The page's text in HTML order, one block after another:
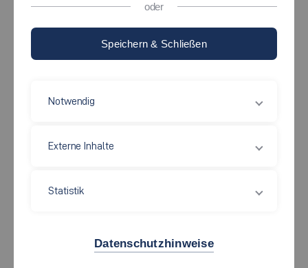
oder
Speichern & Schließen
Notwendig
Externe Inhalte
Statistik
Datenschutzhinweise